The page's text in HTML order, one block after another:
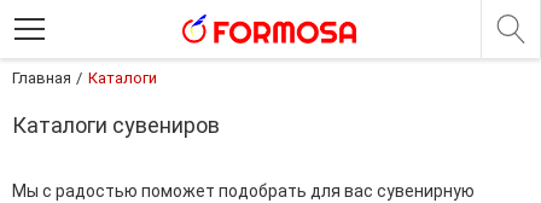
Главная Каталоги
Каталоги сувениров
Мы с радостью поможет подобрать для вас сувенирную